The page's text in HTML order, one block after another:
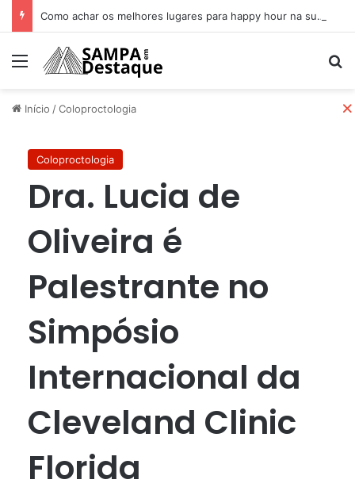
Como achar os melhores lugares para happy hour na sua região
Menu
Início /Coloproctologia
Coloproctologia
Dra. Lucia de
Oliveira é
Palestrante no
Simpósio
Internacional da
Cleveland Clinic
Florida